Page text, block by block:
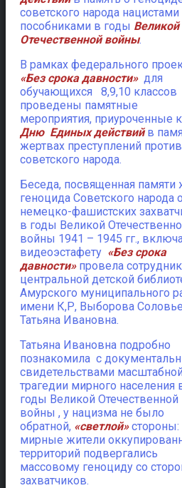
советского народа нацистами
пособниками в годы Великой
Отечественной войны.
В рамках федерального
«Без срока давности»для
обучающихся 8,9,10 классов
проведены памятные
мероприятия, приуроченные
Дню Единых действийв
жертвах преступлений против
советского народа.
Беседа, посвященная памяти
геноцида Советского народа
немецко-фашистских
в годы Великой
войны 1941 – 1945 гг.,
видеоэстафету «Без срока
давности»провела сотрудник
центральной детской
Амурского муниципального
имени К,Р, Выборова
Татьяна Ивановна.
Татьяна Ивановна подробно
познакомила с
свидетельствами масштабной
трагедии мирного населения
годы Великой Отечественной
войны , у нацизма не было
обратной, «светлой»стороны:
мирные жители
территорий подвергались
массовому геноциду со
захватчиков.